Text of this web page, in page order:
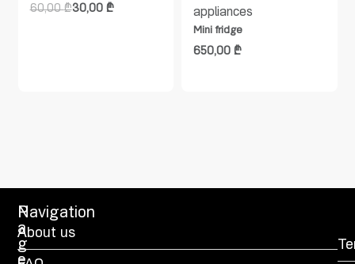
60,00₾30,00 ₾
appliances
Mini fridge
650,00₾
P
a
g
Navigation
About us